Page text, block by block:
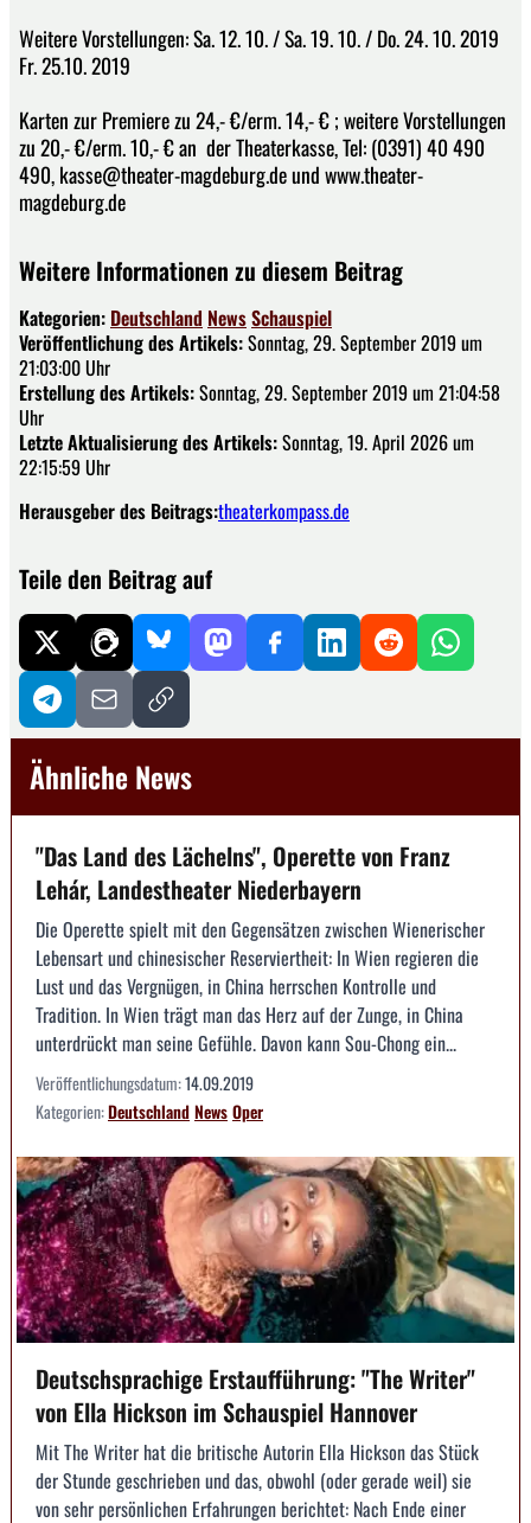
Weitere Vorstellungen: Sa. 12. 10. / Sa. 19. 10. / Do. 24. 10. 2019
Fr. 25.10. 2019
Karten zur Premiere zu 24,- €/erm. 14,- € ; weitere Vorstellungen
zu 20,- €/erm. 10,- € an der Theaterkasse, Tel: (0391) 40 490
490, kasse@theater-magdeburg.de und www.theater-
magdeburg.de
Weitere Informationen zu diesem Beitrag
Kategorien: Deutschland NewsSchauspiel
Veröffentlichung des Artikels:Sonntag, 29. September 2019 um
21:03:00 Uhr
Erstellung des Artikels:Sonntag, 29. September 2019 um 21:04:58
Uhr
Letzte Aktualisierung des Artikels:Sonntag, 19. April 2026 um
22:15:59 Uhr
Herausgeber des Beitrags:theaterkompass.de
Teile den Beitrag auf
Ähnliche News
"Das Land des Lächelns", Operette von Franz
Lehár, Landestheater Niederbayern
Die Operette spielt mit den Gegensätzen zwischen Wienerischer
Lebensart und chinesischer Reserviertheit: In Wien regieren die
Lust und das Vergnügen, in China herrschen Kontrolle und
Tradition. In Wien trägt man das Herz auf der Zunge, in China
unterdrückt man seine Gefühle. Davon kann Sou-Chong ein...
Veröffentlichungsdatum:14.09.2019
Kategorien:DeutschlandNewsOper
Deutschsprachige Erstaufführung: "The Writer"
von Ella Hickson im Schauspiel Hannover
Mit The Writer hat die britische Autorin Ella Hickson das Stück
der Stunde geschrieben und das, obwohl (oder gerade weil) sie
von sehr persönlichen Erfahrungen berichtet: Nach Ende einer